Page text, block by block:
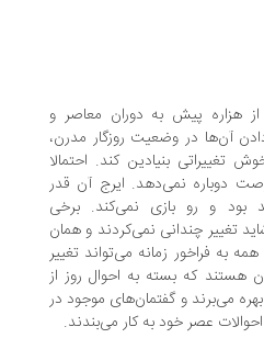
پیش به دوران معاصر و
در وضعیت روزگار مدرن،
بنیادین کند. احتمالا
نمی‌دهد. ایرج آن قدر
رو بازی نمی‌کند. برخی
چندانی نمی‌کردند و همان
زمانه می‌تواند تغییر
که بسته به احوال روز از
و گفتمان‌های موجود در
عصر خود به کار می‌بندند.